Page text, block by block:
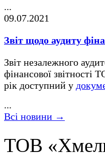
...
09.07.2021
Звіт щодо аудиту
Звіт незалежного
фінансової
рік доступний у
...
Всі новини →
ТОВ